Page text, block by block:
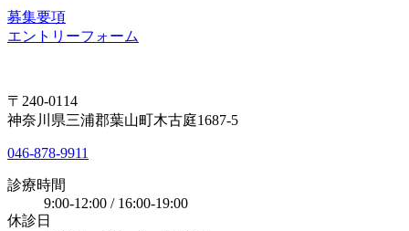
募集要項
エントリーフォーム
〒240-0114
神奈川県三浦郡葉山町木古庭1687-5
046-878-9911
診療時間
9:00-12:00 / 16:00-19:00
休診日